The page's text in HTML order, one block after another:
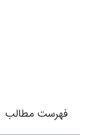
فهرست مطالب